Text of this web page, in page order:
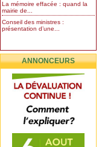
La mémoire effacée : quand la
mairie de...
Conseil des ministres :
présentation d’une...
ANNONCEURS